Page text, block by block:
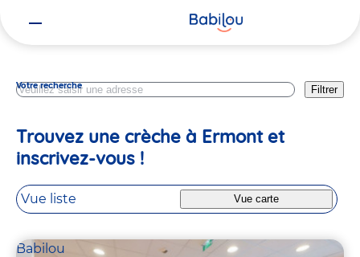
Votre recherche Filtrer
Trouvez une crèche à Ermont et
inscrivez-vous !
Vue liste Vue carte
Babilou